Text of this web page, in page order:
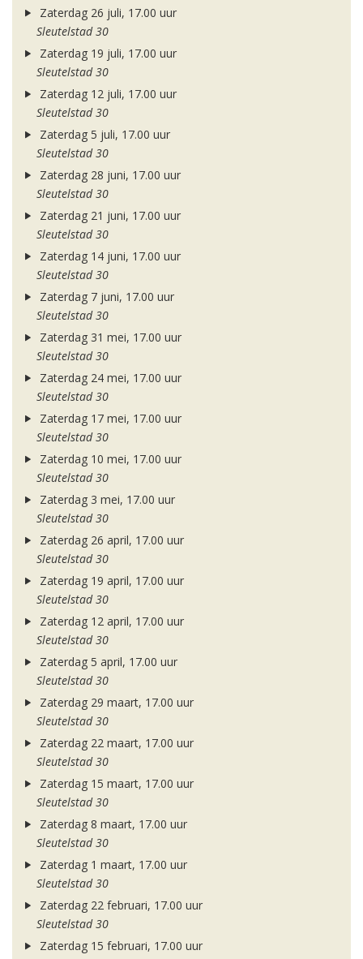
Zaterdag 26 juli, 17.00 uur
Sleutelstad 30
Zaterdag 19 juli, 17.00 uur
Sleutelstad 30
Zaterdag 12 juli, 17.00 uur
Sleutelstad 30
Zaterdag 5 juli, 17.00 uur
Sleutelstad 30
Zaterdag 28 juni, 17.00 uur
Sleutelstad 30
Zaterdag 21 juni, 17.00 uur
Sleutelstad 30
Zaterdag 14 juni, 17.00 uur
Sleutelstad 30
Zaterdag 7 juni, 17.00 uur
Sleutelstad 30
Zaterdag 31 mei, 17.00 uur
Sleutelstad 30
Zaterdag 24 mei, 17.00 uur
Sleutelstad 30
Zaterdag 17 mei, 17.00 uur
Sleutelstad 30
Zaterdag 10 mei, 17.00 uur
Sleutelstad 30
Zaterdag 3 mei, 17.00 uur
Sleutelstad 30
Zaterdag 26 april, 17.00 uur
Sleutelstad 30
Zaterdag 19 april, 17.00 uur
Sleutelstad 30
Zaterdag 12 april, 17.00 uur
Sleutelstad 30
Zaterdag 5 april, 17.00 uur
Sleutelstad 30
Zaterdag 29 maart, 17.00 uur
Sleutelstad 30
Zaterdag 22 maart, 17.00 uur
Sleutelstad 30
Zaterdag 15 maart, 17.00 uur
Sleutelstad 30
Zaterdag 8 maart, 17.00 uur
Sleutelstad 30
Zaterdag 1 maart, 17.00 uur
Sleutelstad 30
Zaterdag 22 februari, 17.00 uur
Sleutelstad 30
Zaterdag 15 februari, 17.00 uur